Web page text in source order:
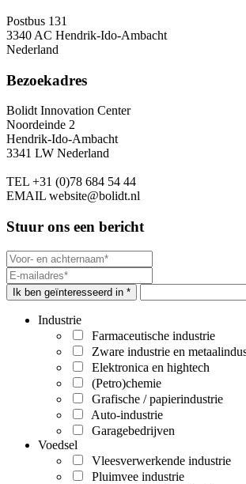
Postbus 131
3340 AC Hendrik-Ido-Ambacht
Nederland
Bezoekadres
Bolidt Innovation Center
Noordeinde 2
Hendrik-Ido-Ambacht
3341 LW Nederland
TEL +31 (0)78 684 54 44
EMAIL website@bolidt.nl
Stuur ons een bericht
Ik ben geïnteresseerd in *
Industrie
Farmaceutische industrie
Zware industrie en
Elektronica en hightech
(Petro)chemie
Grafische / papierindustrie
Auto-industrie
Garagebedrijven
Voedsel
Vleesverwerkende industrie
Pluimvee industrie